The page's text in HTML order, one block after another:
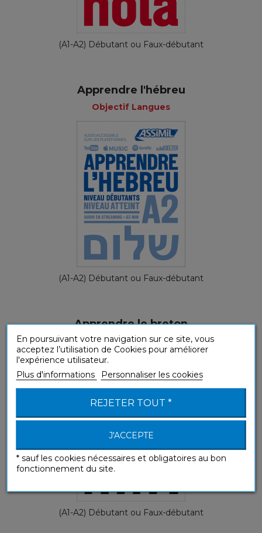
(A1-A2) Débutant ou Faux-débutant
Apprendre l'hébreu
Objectif Langues
(A1-A2) Débutant ou Faux-débutant
Apprendre le breton
Objectif Langues
(A1-A2) Débutant ou Faux-débutant
En poursuivant votre navigation sur ce site, vous
acceptez l’utilisation de Cookies pour améliorer
l'expérience utilisateur.
Plus d'informations
Personnaliser les cookies
REJETER TOUT *
J'ACCEPTE
* sauf les cookies nécessaires et obligatoires au bon
fonctionnement du site.